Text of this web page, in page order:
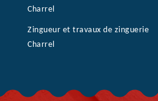
Charrel
Zingueur et travaux de zinguerie
Charrel